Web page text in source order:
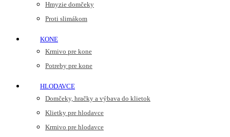
Hmyzie domčeky
Proti slimákom
KONE
Krmivo pre kone
Potreby pre kone
HLODAVCE
Domčeky, hračky a výbava do klietok
Klietky pre hlodavce
Krmivo pre hlodavce